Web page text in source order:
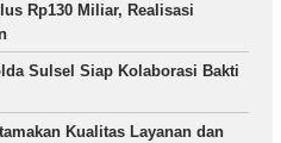
Rp130 Miliar, Realisasi
Sulsel Siap Kolaborasi Bakti
Kualitas Layanan dan